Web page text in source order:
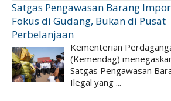
Satgas Pengawasan Barang
Fokus di Gudang, Bukan di Pusat
Perbelanjaan
Kementerian
(Kemendag)
Satgas Pengawasan
Ilegal yang ...